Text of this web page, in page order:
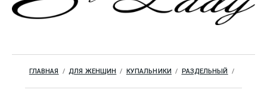
Одежда для дома
Бренды
ГЛАВНАЯ
  /
ДЛЯ ЖЕНЩИН
  /
КУПАЛЬНИКИ
  /
РАЗДЕЛЬНЫЙ
  /